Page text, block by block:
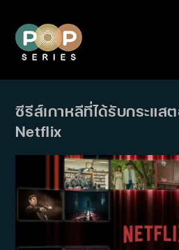
content
ซีรีส์เกาหลีที่ได้รับกระแส
Netflix